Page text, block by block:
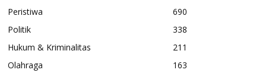
Peristiwa
690
Politik
338
Hukum & Kriminalitas
211
Olahraga
163